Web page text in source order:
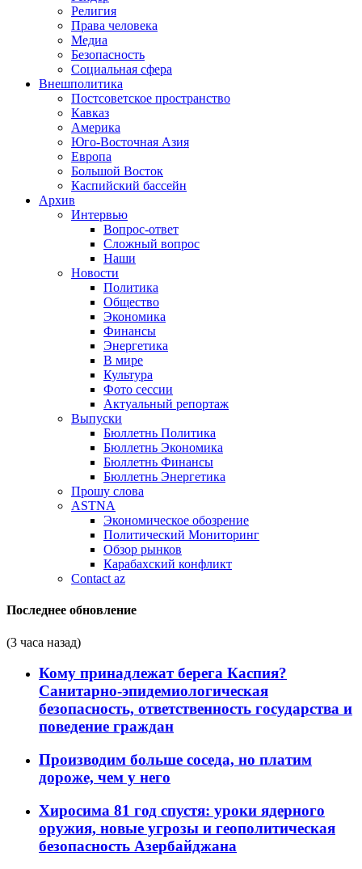
Религия
Права человека
Медиа
Безопасность
Социальная сфера
Внешполитика
Постсоветское пространство
Кавказ
Америка
Юго-Восточная Азия
Европа
Большой Восток
Каспийский бассейн
Архив
Интервью
Вопрос-ответ
Сложный вопрос
Наши
Новости
Политика
Общество
Экономика
Финансы
Энергетика
В мире
Культура
Фото сессии
Актуальный репортаж
Выпуски
Бюллетнь Политика
Бюллетнь Экономика
Бюллетнь Финансы
Бюллетнь Энергетика
Прошу слова
ASTNA
Экономическое обозрение
Политический Мониторинг
Обзор рынков
Карабахский конфликт
Contact az
Последнее обновление
(3 часа назад)
Кому принадлежат берега Каспия?
Санитарно-эпидемиологическая
безопасность, ответственность государства и
поведение граждан
Производим больше соседа, но платим
дороже, чем у него
Хиросима 81 год спустя: уроки ядерного
оружия, новые угрозы и геополитическая
безопасность Азербайджана